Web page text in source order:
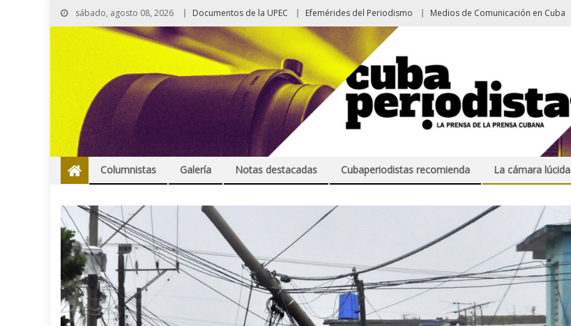
sábado, agosto 08, 2026 Documentos de la UPEC Efemérides del Periodismo Medios de Comunicación en Cuba
Columnistas Galería Notas destacadas Cubaperiodistas recomienda La cámara lúcida